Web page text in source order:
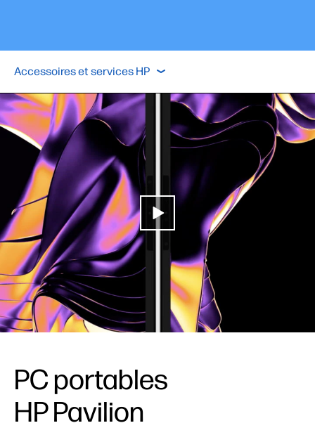
Productivité Divertissement
Collaboration
Accessoires et services HP
Productivité
Divertissement
Collaboration
Développement durable
Parcourir les modèles
PC portables
HP Pavilion